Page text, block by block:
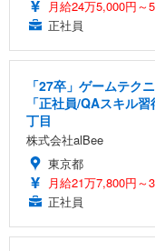
月給24万5,000円～
正社員
「27卒」ゲームテク
「正社員/QAスキル
丁目
株式会社alBee
東京都
月給21万7,800円～
正社員